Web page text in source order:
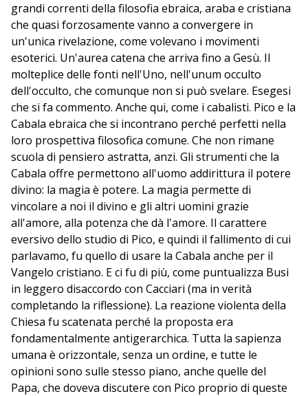
grandi correnti della filosofia ebraica, araba e cristiana
che quasi forzosamente vanno a convergere in
un'unica rivelazione, come volevano i movimenti
esoterici. Un'aurea catena che arriva fino a Gesù. Il
molteplice delle fonti nell'Uno, nell'unum occulto
dell'occulto, che comunque non si può svelare. Esegesi
che si fa commento. Anche qui, come i cabalisti. Pico e la
Cabala ebraica che si incontrano perché perfetti nella
loro prospettiva filosofica comune. Che non rimane
scuola di pensiero astratta, anzi. Gli strumenti che la
Cabala offre permettono all'uomo addirittura il potere
divino: la magia è potere. La magia permette di
vincolare a noi il divino e gli altri uomini grazie
all'amore, alla potenza che dà l'amore. Il carattere
eversivo dello studio di Pico, e quindi il fallimento di cui
parlavamo, fu quello di usare la Cabala anche per il
Vangelo cristiano. E ci fu di più, come puntualizza Busi
in leggero disaccordo con Cacciari (ma in verità
completando la riflessione). La reazione violenta della
Chiesa fu scatenata perché la proposta era
fondamentalmente antigerarchica. Tutta la sapienza
umana è orizzontale, senza un ordine, e tutte le
opinioni sono sulle stesso piano, anche quelle del
Papa, che doveva discutere con Pico proprio di queste